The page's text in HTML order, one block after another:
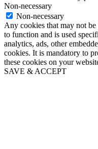
Non-necessary
Non-necessary
Any cookies that may not
to function and is used
analytics, ads, other
cookies. It is mandatory to
these cookies on your
SAVE & ACCEPT